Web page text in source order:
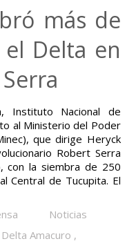
más de
Delta en
Instituto Nacional de
al Ministerio del Poder
que dirige Heryck
Robert Serra
con la siembra de 250
Central de Tucupita. El
Noticias
Delta Amacuro ,